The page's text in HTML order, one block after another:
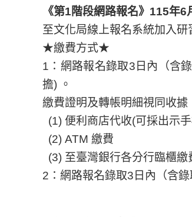
《第1階段網路報名》115年
至文化局線上報名系統加入
★繳費方式★
1：網路報名錄取3日內（含
擔) 。
繳費證明及轉帳明細視同收
(1) 便利商店代收(可採出示
(2) ATM 繳費
(3) 至臺灣銀行各分行臨櫃繳
2：網路報名錄取3日內（含